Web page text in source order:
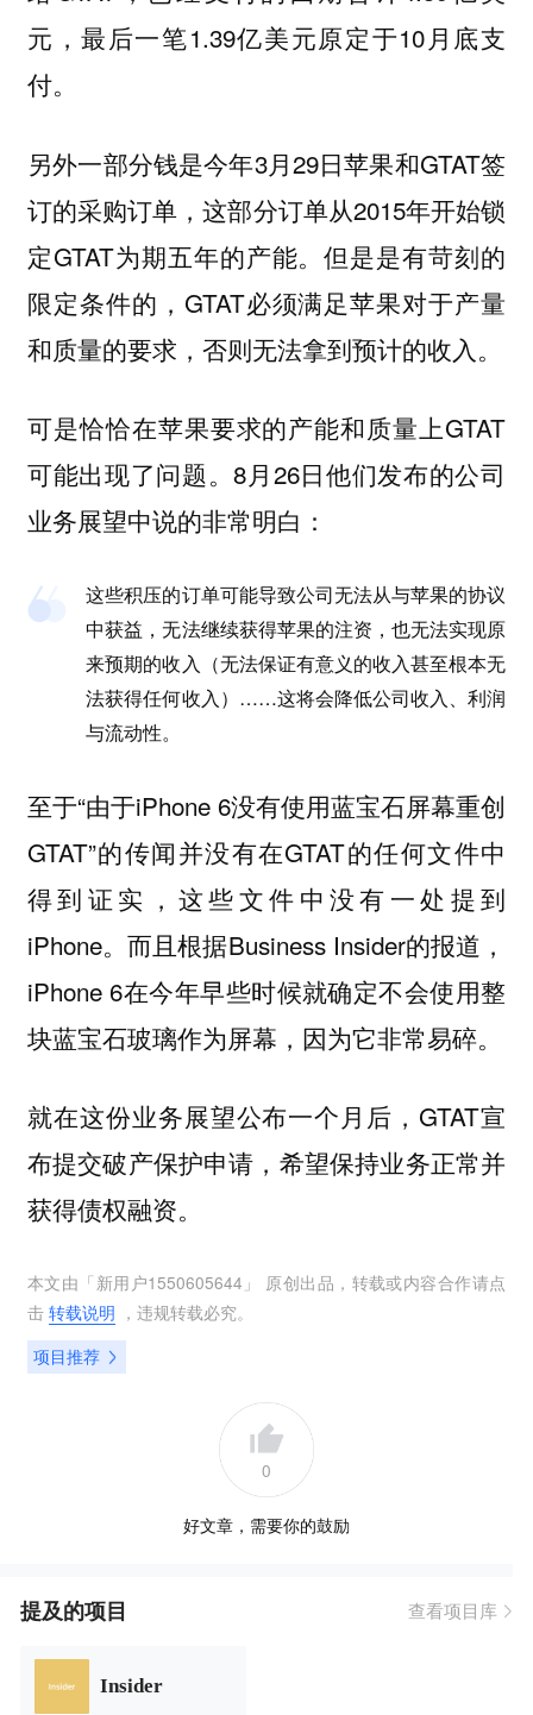
元，最后一笔1.39亿美元原定于10月底支
付。
另外一部分钱是今年3月29日苹果和GTAT签
订的采购订单，这部分订单从2015年开始锁
定GTAT为期五年的产能。但是是有苛刻的
限定条件的，GTAT必须满足苹果对于产量
和质量的要求，否则无法拿到预计的收入。
可是恰恰在苹果要求的产能和质量上GTAT
可能出现了问题。8月26日他们发布的公司
业务展望中说的非常明白：
这些积压的订单可能导致公司无法从与苹果的协议
中获益，无法继续获得苹果的注资，也无法实现原
来预期的收入（无法保证有意义的收入甚至根本无
法获得任何收入）……这将会降低公司收入、利润
与流动性。
至于“由于iPhone 6没有使用蓝宝石屏幕重创
GTAT”的传闻并没有在GTAT的任何文件中
得到证实，这些文件中没有一处提到
iPhone。而且根据Business Insider的报道，
iPhone 6在今年早些时候就确定不会使用整
块蓝宝石玻璃作为屏幕，因为它非常易碎。
就在这份业务展望公布一个月后，GTAT宣
布提交破产保护申请，希望保持业务正常并
获得债权融资。
本文由「 新用户1550605644 」 原创出品，转载或内容合作请点
击 转载说明 ，违规转载必究。
项目推荐
0
好文章，需要你的鼓励
提及的项目 查看项目库
Insider